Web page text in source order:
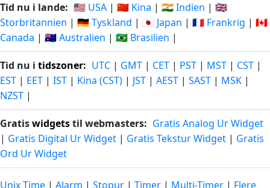
Tid nu i lande: 🇺🇸 USA | 🇨🇳 Kina | 🇮🇳 Indien | 🇬🇧
Storbritannien | 🇩🇪 Tyskland | 🇯🇵 Japan | 🇫🇷 Frankrig | 🇨🇦
Canada | 🇦🇺 Australien | 🇧🇷 Brasilien |
Tid nu i tidszoner: UTC | GMT | CET | PST | MST | CST |
EST | EET | IST | Kina (CST) | JST | AEST | SAST | MSK |
NZST |
Gratiswidgetstil webmasters: Gratis Analog Ur Widget
| Gratis Digital Ur Widget | Gratis Tekstur Widget | Gratis
Ord Ur Widget
Unix Time | Alarm | Stopur | Timer | Multi-Timer | Flere